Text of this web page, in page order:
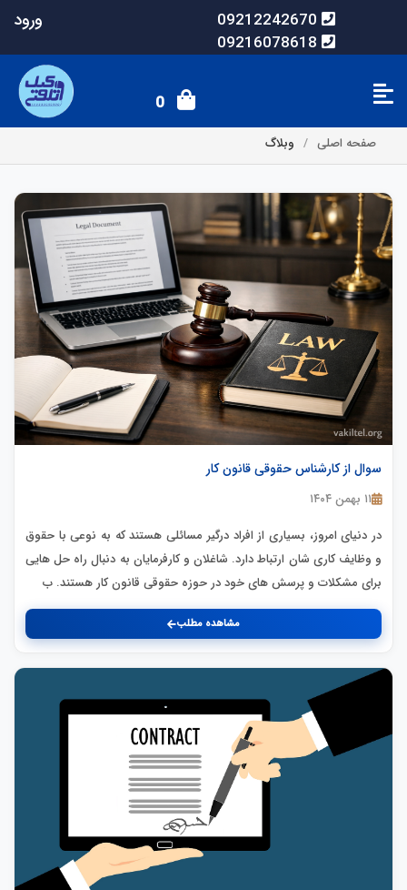
09212242670
09216078618
ورود
0
صفحه اصلی وبلاگ
سوال از کارشناس حقوقی قانون کار
۱۱ بهمن ۱۴۰۴
در دنیای امروز، بسیاری از افراد درگیر مسائلی هستند که به نوعی با حقوق
و وظایف کاری شان ارتباط دارد. شاغلان و کارفرمایان به دنبال راه حل هایی
برای مشکلات و پرسش های خود در حوزه حقوقی قانون کار هستند. ب
مشاهده مطلب